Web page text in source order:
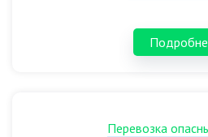
Перевозка